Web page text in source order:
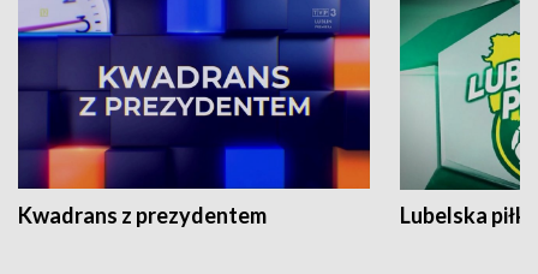
Kwadrans z prezydentem Lubelska piłka